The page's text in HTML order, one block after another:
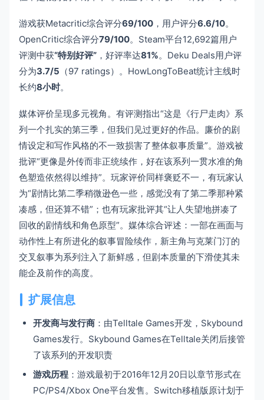
游戏获Metacritic综合评分69/100 ，用户评分6.6/10。
OpenCritic综合评分79/100。Steam平台12,692篇用户
评测中获“特别好评” ，好评率达81%。Deku Deals用户评
分为3.7/5 （97 ratings）。HowLongToBeat统计主线时
长约8小时。
媒体评价呈现多元视角。有评测指出“这是《行尸走肉》系
列一个扎实的第三季，但我们见过更好的作品。廉价的剧
情设定和写作风格的不一致损害了整体叙事质量”。游戏被
批评“更像是外传而非正统续作，好在该系列一贯水准的角
色塑造依然得以维持”。玩家评价同样褒贬不一，有玩家认
为“剧情比第二季稍微逊色一些，感觉没有了第二季那种紧
凑感，但还算不错”；也有玩家批评其“让人失望地拼凑了
回收的剧情线和角色原型”。媒体综合评述：一部在画面与
动作性上有所进化的叙事冒险续作，新主角与克莱门汀的
交叉叙事为系列注入了新鲜感，但剧本质量的下滑使其未
能企及前作的高度。
扩展信息
开发商与发行商 ：由Telltale Games开发，Skybound
Games发行。Skybound Games在Telltale关闭后接管
了该系列的开发职责
游戏历程 ：游戏最初于2016年12月20日以章节形式在
PC/PS4/Xbox One平台发售。Switch移植版原计划于